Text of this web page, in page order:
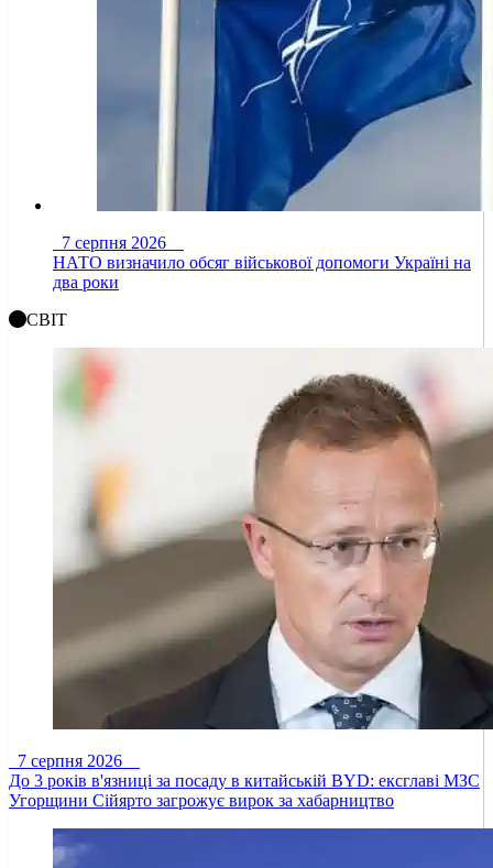
7 серпня 2026
НАТО визначило обсяг військової допомоги Україні на
два роки
СВІТ
7 серпня 2026
До 3 років в'язниці за посаду в китайській BYD: ексглаві МЗС
Угорщини Сійярто загрожує вирок за хабарництво